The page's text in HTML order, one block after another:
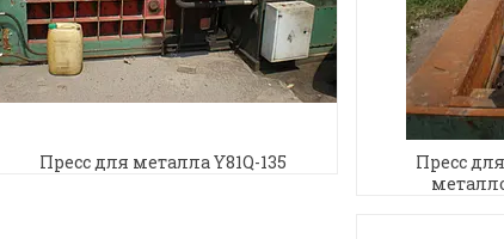
Пресс для металла Y81Q-135
Пресс